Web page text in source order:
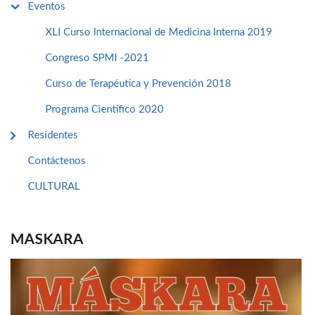
Eventos
XLI Curso Internacional de Medicina Interna 2019
Congreso SPMI -2021
Curso de Terapéutica y Prevención 2018
Programa Cientifico 2020
Residentes
Contáctenos
CULTURAL
MASKARA